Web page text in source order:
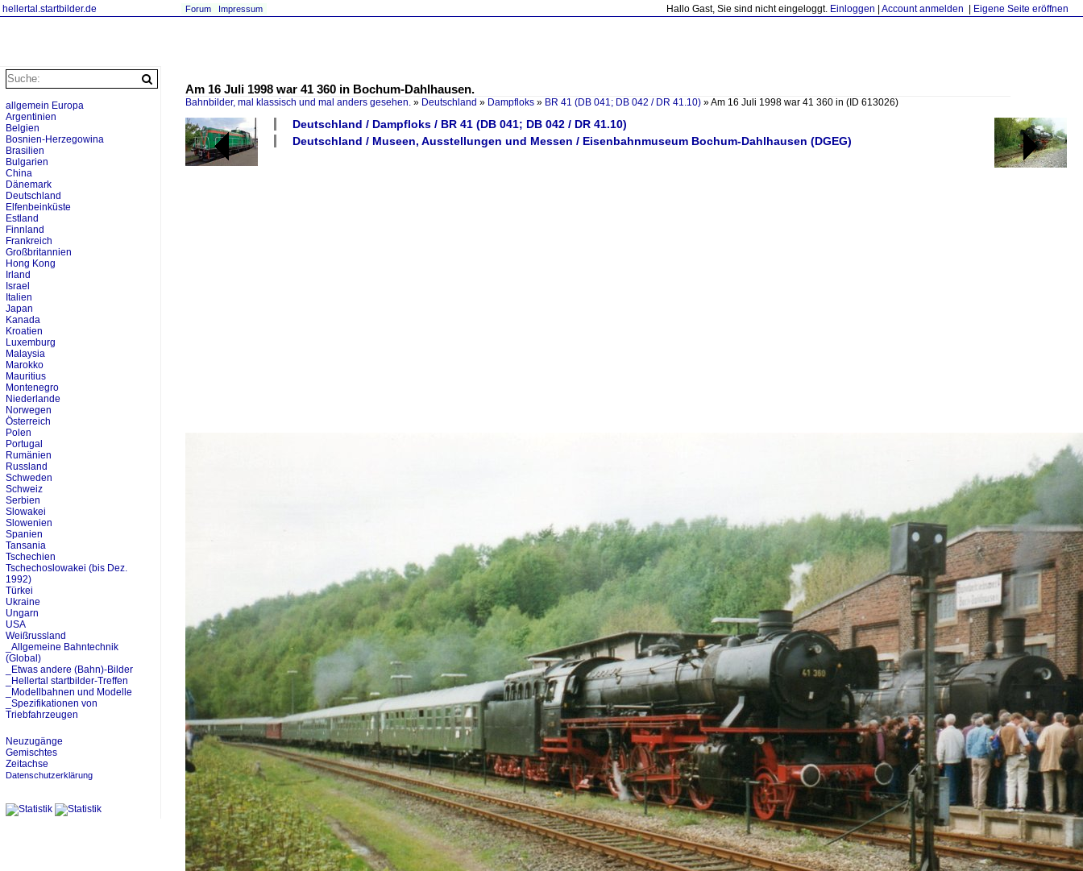
hellertal.startbilder.de Hallo Gast, Sie sind nicht eingeloggt. Einloggen Account anmelden Eigene Seite eröffnen
Forum Impressum
Am 16 Juli 1998 war 41 360 in Bochum-Dahlhausen.
Bahnbilder, mal klassisch und mal anders gesehen. » Deutschland » Dampfloks » BR 41 (DB 041; DB 042 / DR 41.10) »Am 16 Juli 1998 war 41 360 in (ID 613026)
Deutschland / Dampfloks / BR 41 (DB 041; DB 042 / DR 41.10)
Deutschland / Museen, Ausstellungen und Messen / Eisenbahnmuseum Bochum-Dahlhausen (DGEG)
allgemein Europa
Argentinien
Belgien
Bosnien-Herzegowina
Brasilien
Bulgarien
China
Dänemark
Deutschland
Elfenbeinküste
Estland
Finnland
Frankreich
Großbritannien
Hong Kong
Irland
Israel
Italien
Japan
Kanada
Kroatien
Luxemburg
Malaysia
Marokko
Mauritius
Montenegro
Niederlande
Norwegen
Österreich
Polen
Portugal
Rumänien
Russland
Schweden
Schweiz
Serbien
Slowakei
Slowenien
Spanien
Tansania
Tschechien
Tschechoslowakei (bis Dez.
1992)
Türkei
Ukraine
Ungarn
USA
Weißrussland
_Allgemeine Bahntechnik
(Global)
_Etwas andere (Bahn)-Bilder
_Hellertal startbilder-Treffen
_Modellbahnen und Modelle
_Spezifikationen von
Triebfahrzeugen
Neuzugänge
Gemischtes
Zeitachse
Datenschutzerklärung